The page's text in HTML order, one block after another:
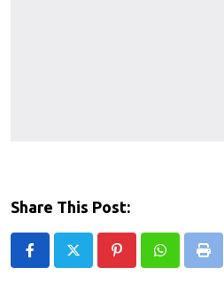
Share This Post:
PinterestWhatsappPrint